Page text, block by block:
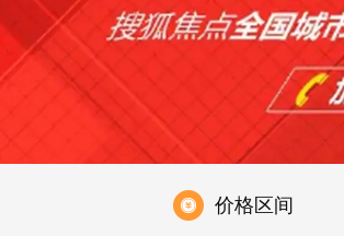
价格区间